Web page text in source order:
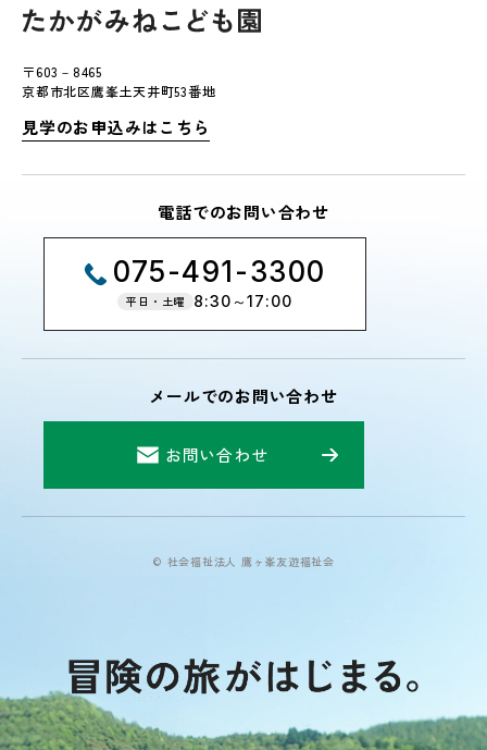
〒603－8465
京都市北区鷹峯土天井町53番地
見学のお申込みはこちら
電話でのお問い合わせ
075-491-3300
平日・土曜 8:30～17:00
メールでのお問い合わせ
お問い合わせ
© 社会福祉法人 鷹ヶ峯友遊福祉会